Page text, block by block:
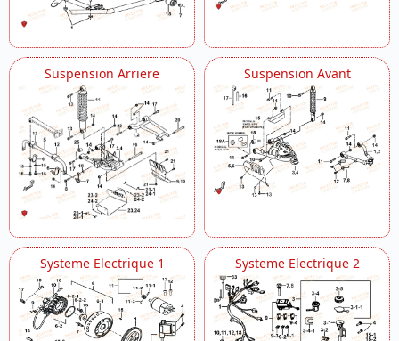
Suspension Arriere Suspension Avant
Systeme Electrique 1 Systeme Electrique 2